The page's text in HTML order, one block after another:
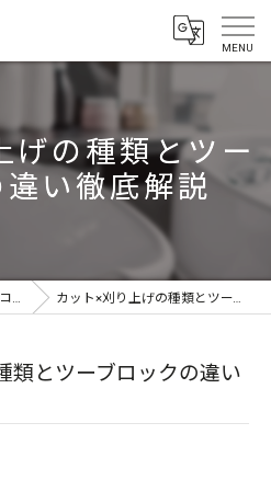
げの種類とツー
い徹底解説
コラム カット×刈り上げの種類とツーブロックの違い徹底解説
類とツーブロックの違い